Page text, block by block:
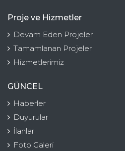
Proje ve Hizmetler
Devam Eden Projeler
Tamamlanan Projeler
Hizmetlerimiz
GÜNCEL
Haberler
Duyurular
İlanlar
Foto Galeri